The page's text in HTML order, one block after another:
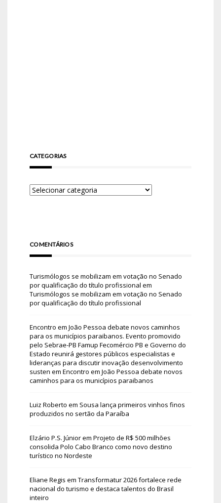
CATEGORIAS
COMENTÁRIOS
Turismólogos se mobilizam em votação no Senado
por qualificação do título profissional em
Turismólogos se mobilizam em votação no Senado
por qualificação do título profissional
Encontro em João Pessoa debate novos caminhos
para os municípios paraibanos. Evento promovido
pelo Sebrae-PB Famup Fecomércio PB e Governo do
Estado reunirá gestores públicos especialistas e
lideranças para discutir inovação desenvolvimento
susten em Encontro em João Pessoa debate novos
caminhos para os municípios paraibanos
Luiz Roberto em Sousa lança primeiros vinhos finos
produzidos no sertão da Paraíba
Elzário P.S. Júniorem Projeto de R$ 500 milhões
consolida Polo Cabo Branco como novo destino
turístico no Nordeste
Eliane Regis em Transformatur 2026 fortalece rede
nacional do turismo e destaca talentos do Brasil
inteiro